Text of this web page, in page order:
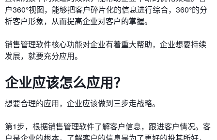
户360°视图，能够把客户碎片化的信息进行综合，360°的分
析客户形象，从而提高企业对客户的掌握。
销售管理软件核心功能对企业有着重大帮助，企业想要持续
发展，就要充分应用。
企业应该怎么应用？
想要合理的应用，企业应该做到三步走战略。
第1步，根据销售管理软件了解客户信息，跟进客户情况。客